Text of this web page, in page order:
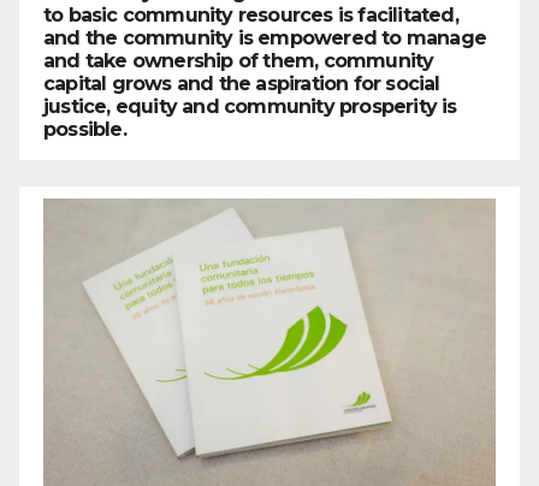
to basic community resources is facilitated,
and the community is empowered to manage
and take ownership of them, community
capital grows and the aspiration for social
justice, equity and community prosperity is
possible.